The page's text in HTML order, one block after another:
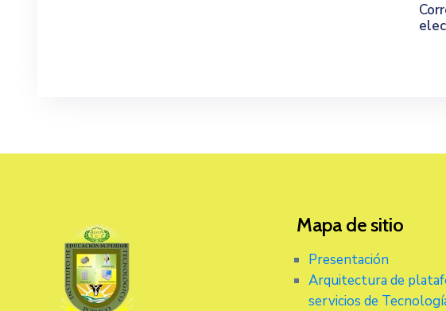
Mapa de sitio
Presentación
Arquitectura de
servicios de